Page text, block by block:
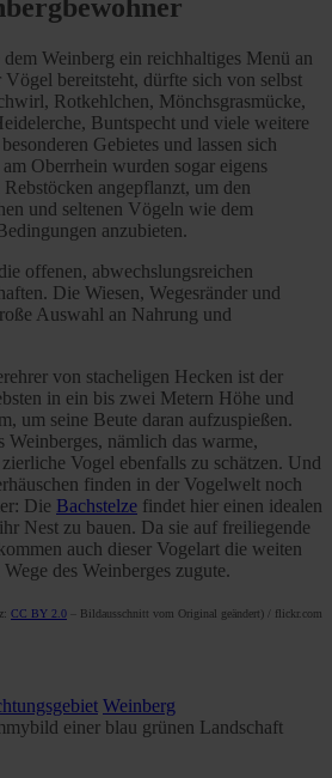
Weinberg ein reichhaltiges Menü an
bereitsteht, dürfte sich von selbst
Rotkehlchen, Mönchsgrasmücke,
Buntspecht und viele weitere
Gebietes und lassen sich
Oberrhein wurden sogar eigens
angepflanzt, um den
und seltenen Vögeln wie dem
anzubieten.
offenen, abwechslungsreichen
Die Wiesen, Wegesränder und
Auswahl an Nahrung und
von stacheligen Hecken ist der
in ein bis zwei Metern Höhe und
um seine Beute daran aufzuspießen.
Weinberges, nämlich das warme,
Vogel ebenfalls zu schätzen. Und
finden in der Vogelwelt noch
Die Bachstelze findet hier einen idealen
Nest zu bauen. Da sie auf freiliegende
auch dieser Vogelart die weiten
des Weinberges zugute.
CC BY 2.0 – Bildausschnitt vom Original geändert) / flickr.com
Weinberg